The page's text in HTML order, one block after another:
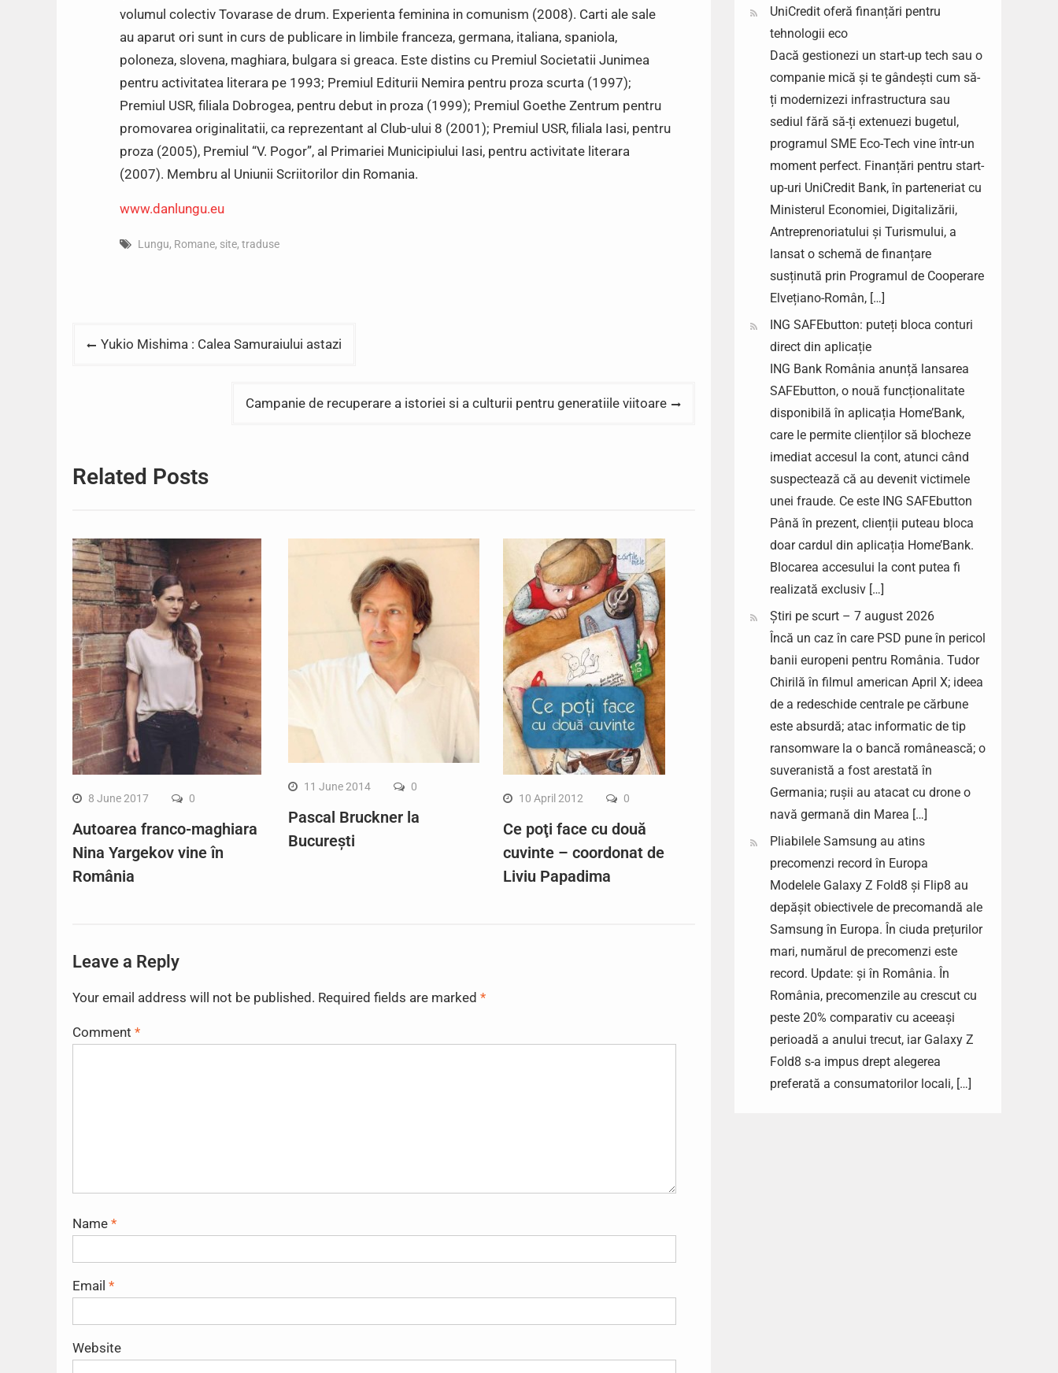
volumul colectiv Tovarase de drum. Experienta feminina in comunism (2008). Carti ale sale
au aparut ori sunt in curs de publicare in limbile franceza, germana, italiana, spaniola,
poloneza, slovena, maghiara, bulgara si greaca. Este distins cu Premiul Societatii Junimea
pentru activitatea literara pe 1993; Premiul Editurii Nemira pentru proza scurta (1997);
Premiul USR, filiala Dobrogea, pentru debut in proza (1999); Premiul Goethe Zentrum pentru
promovarea originalitatii, ca reprezentant al Club-ului 8 (2001); Premiul USR, filiala Iasi, pentru
proza (2005), Premiul “V. Pogor”, al Primariei Municipiului Iasi, pentru activitate literara
(2007). Membru al Uniunii Scriitorilor din Romania.
www.danlungu.eu
Lungu, Romane, site, traduse
PostYukio Mishima : Calea Samuraiului astazi
Campanie de recuperare a istoriei si a culturii pentru generatiile viitoare
Related Posts
8 June 2017 0
Autoarea franco-maghiara
Nina Yargekov vine în
România
11 June 2014 0
Pascal Bruckner la
București
10 April 2012 0
Ce poţi face cu două
cuvinte – coordonat de
Liviu Papadima
Leave a Reply
Your email address will not be published. Required fields are marked *
Comment *
Name *
Email *
Website
UniCredit oferă finanțări pentru
tehnologii eco
Dacă gestionezi un start-up tech sau o
companie mică și te gândești cum să-
ți modernizezi infrastructura sau
sediul fără să-ți extenuezi bugetul,
programul SME Eco-Tech vine într-un
moment perfect. Finanțări pentru start-
up-uri UniCredit Bank, în parteneriat cu
Ministerul Economiei, Digitalizării,
Antreprenoriatului și Turismului, a
lansat o schemă de finanțare
susținută prin Programul de Cooperare
Elvețiano-Român, […]
ING SAFEbutton: puteți bloca conturi
direct din aplicație
ING Bank România anunță lansarea
SAFEbutton, o nouă funcționalitate
disponibilă în aplicația Home’Bank,
care le permite clienților să blocheze
imediat accesul la cont, atunci când
suspectează că au devenit victimele
unei fraude. Ce este ING SAFEbutton
Până în prezent, clienții puteau bloca
doar cardul din aplicația Home’Bank.
Blocarea accesului la cont putea fi
realizată exclusiv […]
Știri pe scurt – 7 august 2026
Încă un caz în care PSD pune în pericol
banii europeni pentru România. Tudor
Chirilă în filmul american April X; ideea
de a redeschide centrale pe cărbune
este absurdă; atac informatic de tip
ransomware la o bancă românească; o
suveranistă a fost arestată în
Germania; rușii au atacat cu drone o
navă germană din Marea […]
Pliabilele Samsung au atins
precomenzi record în Europa
Modelele Galaxy Z Fold8 și Flip8 au
depășit obiectivele de precomandă ale
Samsung în Europa. În ciuda prețurilor
mari, numărul de precomenzi este
record. Update: și în România. În
România, precomenzile au crescut cu
peste 20% comparativ cu aceeași
perioadă a anului trecut, iar Galaxy Z
Fold8 s-a impus drept alegerea
preferată a consumatorilor locali, […]